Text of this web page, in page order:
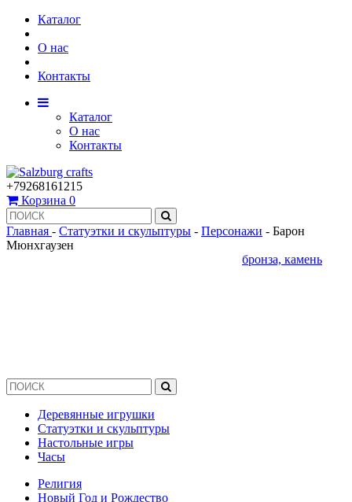
Каталог
О нас
Контакты
Каталог
О нас
Контакты
+79268161215
Корзина 0
Главная - Статуэтки и скульптуры - Персонажи - Барон
Мюнхгаузен
Деревянные игрушки
Статуэтки и скульптуры
Настольные игры
Часы
Религия
Новый Год и Рождество
бронза, камень